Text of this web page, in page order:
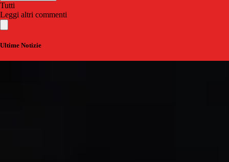
Tutti
Leggi altri commenti
Ultime Notizie